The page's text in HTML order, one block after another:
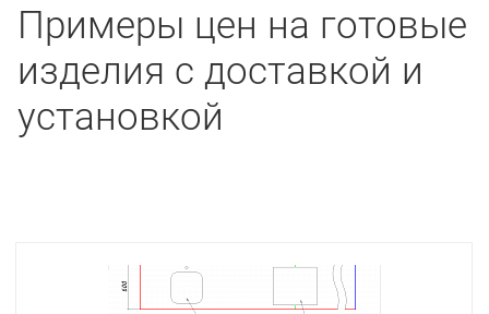
Примеры цен на готовые
изделия с доставкой и
установкой